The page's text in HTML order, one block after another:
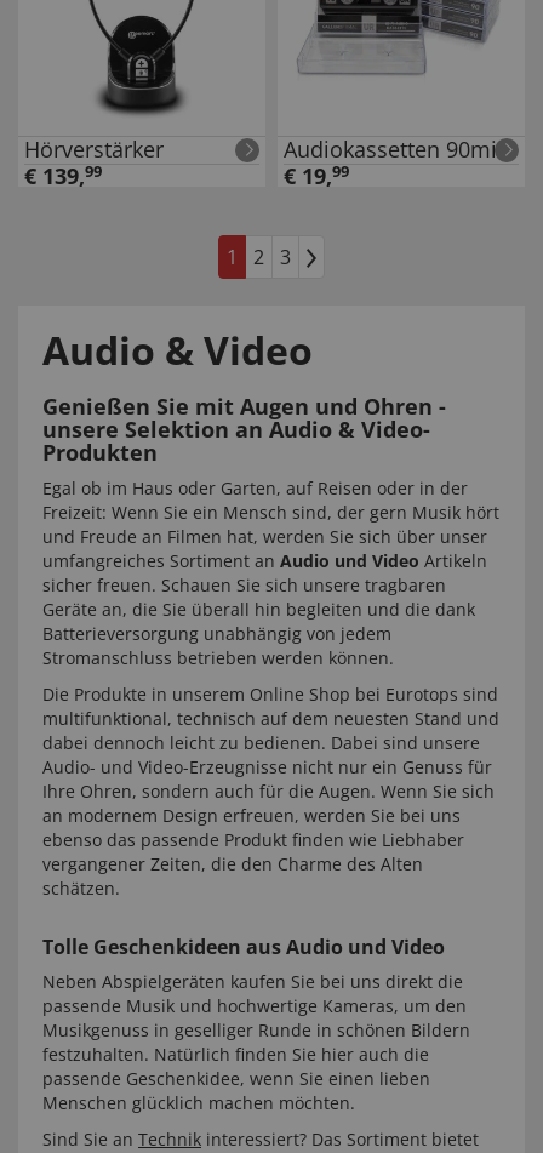
Hörverstärker
€ 139,99
Audiokassetten 90min
€ 19,99
1 2 3
Audio & Video
Genießen Sie mit Augen und Ohren -
unsere Selektion an Audio & Video-
Produkten
Egal ob im Haus oder Garten, auf Reisen oder in der
Freizeit: Wenn Sie ein Mensch sind, der gern Musik hört
und Freude an Filmen hat, werden Sie sich über unser
umfangreiches Sortiment an Audio und Video Artikeln
sicher freuen. Schauen Sie sich unsere tragbaren
Geräte an, die Sie überall hin begleiten und die dank
Batterieversorgung unabhängig von jedem
Stromanschluss betrieben werden können.
Die Produkte in unserem Online Shop bei Eurotops sind
multifunktional, technisch auf dem neuesten Stand und
dabei dennoch leicht zu bedienen. Dabei sind unsere
Audio- und Video-Erzeugnisse nicht nur ein Genuss für
Ihre Ohren, sondern auch für die Augen. Wenn Sie sich
an modernem Design erfreuen, werden Sie bei uns
ebenso das passende Produkt finden wie Liebhaber
vergangener Zeiten, die den Charme des Alten
schätzen.
Tolle Geschenkideen aus Audio und Video
Neben Abspielgeräten kaufen Sie bei uns direkt die
passende Musik und hochwertige Kameras, um den
Musikgenuss in geselliger Runde in schönen Bildern
festzuhalten. Natürlich finden Sie hier auch die
passende Geschenkidee, wenn Sie einen lieben
Menschen glücklich machen möchten.
Sind Sie an Technik interessiert? Das Sortiment bietet